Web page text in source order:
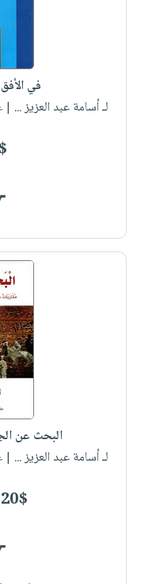
في
لـ أسامة عبد العزيز ... |
البحث عن
لـ أسامة عبد العزيز ... |